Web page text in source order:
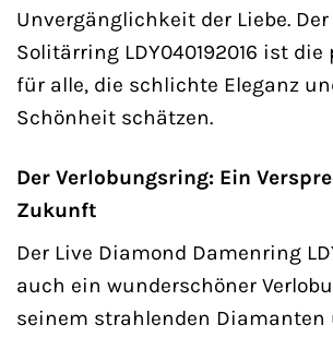
Unvergänglichkeit der Liebe.
Solitärring LDY040192016 ist die
für alle, die schlichte Eleganz
Schönheit schätzen.
Der Verlobungsring: Ein
Zukunft
Der Live Diamond Damenring
auch ein wunderschöner
seinem strahlenden Diamanten